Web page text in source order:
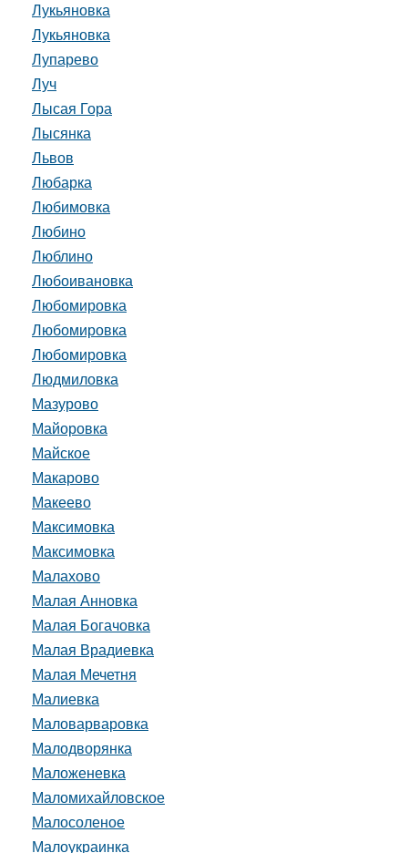
Лукьяновка
Лукьяновка
Лупарево
Луч
Лысая Гора
Лысянка
Львов
Любарка
Любимовка
Любино
Люблино
Любоивановка
Любомировка
Любомировка
Любомировка
Людмиловка
Мазурово
Майоровка
Майское
Макарово
Макеево
Максимовка
Максимовка
Малахово
Малая Анновка
Малая Богачовка
Малая Врадиевка
Малая Мечетня
Малиевка
Маловарваровка
Малодворянка
Маложеневка
Маломихайловское
Малосоленое
Малоукраинка